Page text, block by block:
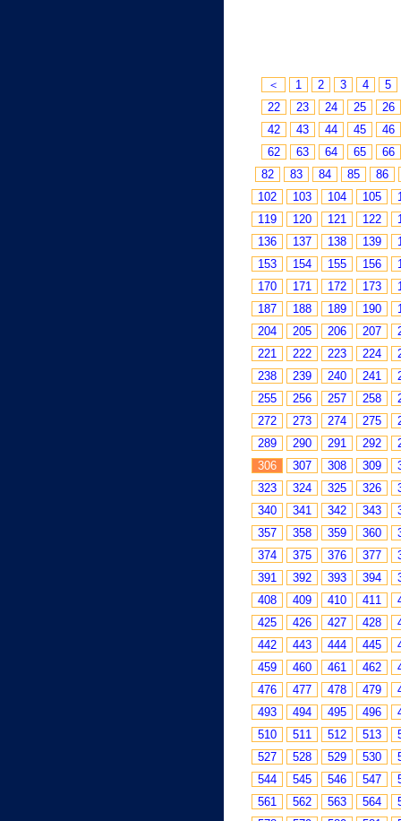
＜ 1 2 3 4
5
22
23 24 25
26
42
43 44 45
46
62
63 64 65
66
82
83 84 85
86
102
103 104 105
119
120 121 122
136
137 138 139
153
154 155 156
170
171 172 173
187
188 189 190
204
205 206 207
221
222 223 224
238
239 240 241
255
256 257 258
272
273 274 275
289
290 291 292
306
307 308 309
323
324 325 326
340
341 342 343
357
358 359 360
374
375 376 377
391
392 393 394
408
409 410 411
425
426 427 428
442
443 444 445
459
460 461 462
476
477 478 479
493
494 495 496
510
511 512 513
527
528 529 530
544
545 546 547
561
562 563 564